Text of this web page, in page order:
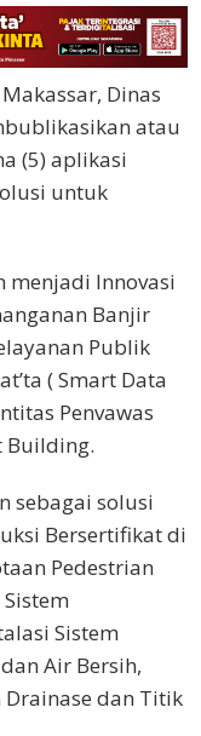
Dinas
atau
(5) aplikasi
untuk
menjadi Innovasi
Banjir
Publik
( Smart Data
Penvawas
Building.
sebagai solusi
Bersertifikat di
Pedestrian
Sistem
Air Bersih,
Drainase dan Titik